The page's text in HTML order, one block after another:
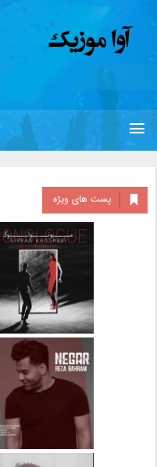
پست های ویژه
دانلود آلبوم جدید سیروان
خسروی بنام مونولوگ